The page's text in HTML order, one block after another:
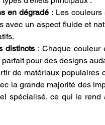
en dégradé : Les
avec un aspect fluide et
distincts : Chaque couleur
parfait pour des designs
de matériaux
la grande majorité des
spécialisé, ce qui le